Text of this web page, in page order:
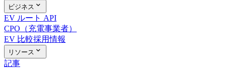
ビジネス 
EV ルート API
CPO（充電事業者）
EV 比較採用情報
リソース 
記事